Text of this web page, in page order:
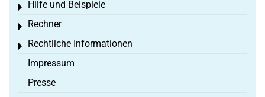
Hilfe und Beispiele
Toggle menu
Rechner
Toggle menu
Rechtliche Informationen
Toggle menu
Impressum
Presse